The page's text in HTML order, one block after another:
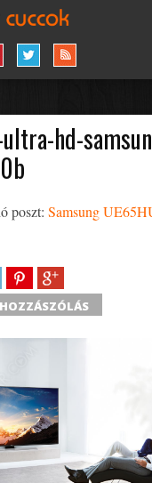
hd-
poszt: Samsung
SHARESHARE